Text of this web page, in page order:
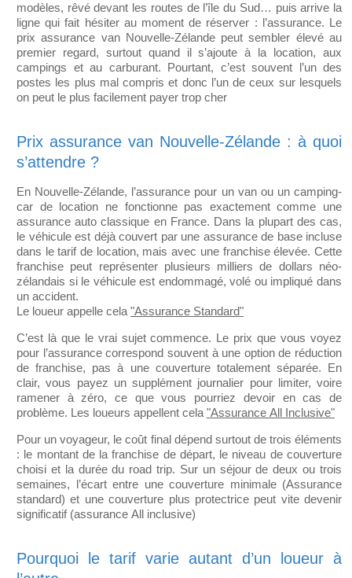
modèles, rêvé devant les routes de l’île du Sud… puis arrive la
ligne qui fait hésiter au moment de réserver : l’assurance. Le
prix assurance van Nouvelle-Zélande peut sembler élevé au
premier regard, surtout quand il s’ajoute à la location, aux
campings et au carburant. Pourtant, c’est souvent l’un des
postes les plus mal compris et donc l’un de ceux sur lesquels
on peut le plus facilement payer trop cher
Prix assurance van Nouvelle-Zélande : à quoi
s’attendre ?
En Nouvelle-Zélande, l’assurance pour un van ou un camping-
car de location ne fonctionne pas exactement comme une
assurance auto classique en France. Dans la plupart des cas,
le véhicule est déjà couvert par une assurance de base incluse
dans le tarif de location, mais avec une franchise élevée. Cette
franchise peut représenter plusieurs milliers de dollars néo-
zélandais si le véhicule est endommagé, volé ou impliqué dans
un accident.
Le loueur appelle cela "Assurance Standard"
C’est là que le vrai sujet commence. Le prix que vous voyez
pour l’assurance correspond souvent à une option de réduction
de franchise, pas à une couverture totalement séparée. En
clair, vous payez un supplément journalier pour limiter, voire
ramener à zéro, ce que vous pourriez devoir en cas de
problème. Les loueurs appellent cela "Assurance All Inclusive"
Pour un voyageur, le coût final dépend surtout de trois éléments
: le montant de la franchise de départ, le niveau de couverture
choisi et la durée du road trip. Sur un séjour de deux ou trois
semaines, l’écart entre une couverture minimale (Assurance
standard) et une couverture plus protectrice peut vite devenir
significatif (assurance All inclusive)
Pourquoi le tarif varie autant d’un loueur à